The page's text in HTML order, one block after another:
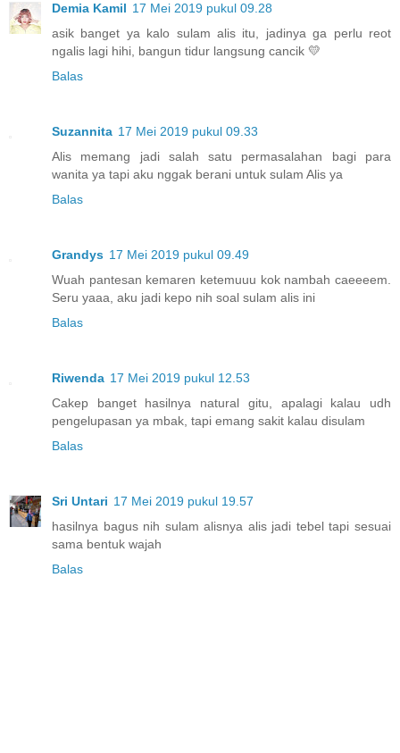
Demia Kamil 17 Mei 2019 pukul 09.28
asik banget ya kalo sulam alis itu, jadinya ga perlu reot
ngalis lagi hihi, bangun tidur langsung cancik 💛
Balas
Suzannita 17 Mei 2019 pukul 09.33
Alis memang jadi salah satu permasalahan bagi para
wanita ya tapi aku nggak berani untuk sulam Alis ya
Balas
Grandys 17 Mei 2019 pukul 09.49
Wuah pantesan kemaren ketemuuu kok nambah caeeeem.
Seru yaaa, aku jadi kepo nih soal sulam alis ini
Balas
Riwenda 17 Mei 2019 pukul 12.53
Cakep banget hasilnya natural gitu, apalagi kalau udh
pengelupasan ya mbak, tapi emang sakit kalau disulam
Balas
Sri Untari 17 Mei 2019 pukul 19.57
hasilnya bagus nih sulam alisnya alis jadi tebel tapi sesuai
sama bentuk wajah
Balas